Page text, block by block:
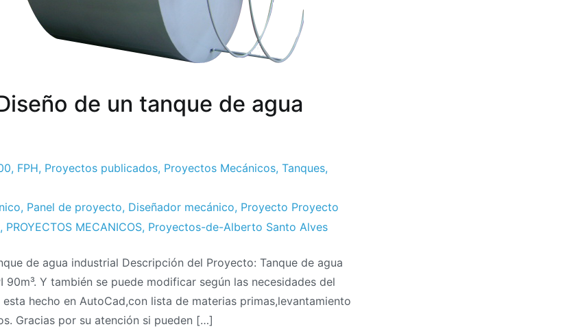
de un tanque de agua
, FPH, Proyectos publicados, Proyectos Mecánicos, Tanques,
, Panel de proyecto, Diseñador mecánico, Proyecto Proyecto
, PROYECTOS MECANICOS, Proyectos-de-Alberto Santo Alves
de agua industrial Descripción del Proyecto: Tanque de agua
Y también se puede modificar según las necesidades del
hecho en AutoCad,con lista de materias primas,levantamiento
Gracias por su atención si pueden […]